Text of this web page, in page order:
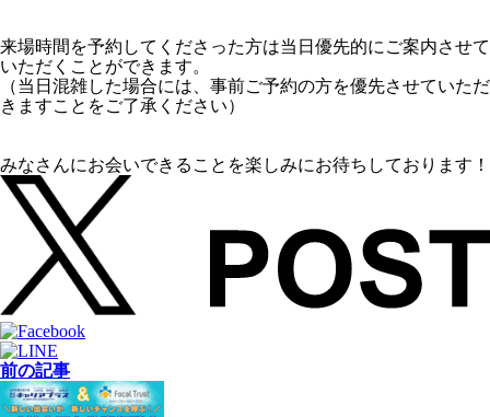
来場時間を予約してくださった方は当日優先的にご案内させて
いただくことができます。
（当日混雑した場合には、事前ご予約の方を優先させていただ
きますことをご了承ください）
みなさんにお会いできることを楽しみにお待ちしております！
前の記事